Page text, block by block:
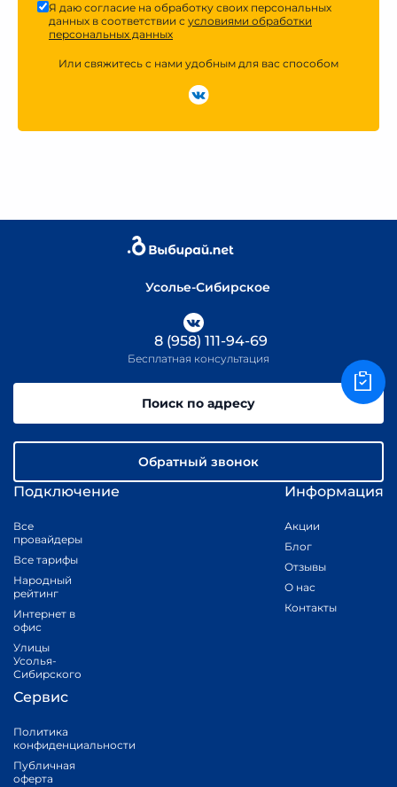
Я даю согласие на обработку своих персональных
данных в соответствии с условиями обработки
персональных данных
Или свяжитесь с нами удобным для вас способом
Усолье-Сибирское
Подключение
Все
провайдеры
Все тарифы
Народный
рейтинг
Интернет в
офис
Улицы
Усолья-
Сибирского
Информация
Акции
Блог
Отзывы
О нас
Контакты
Сервис
Политика
конфиденциальности
Публичная
оферта
8 (958) 111-94-69
Бесплатная консультация
Поиск по адресу
Обратный звонок